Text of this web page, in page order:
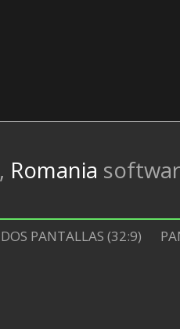
, Romania
DOS PANTALLAS (32:9)